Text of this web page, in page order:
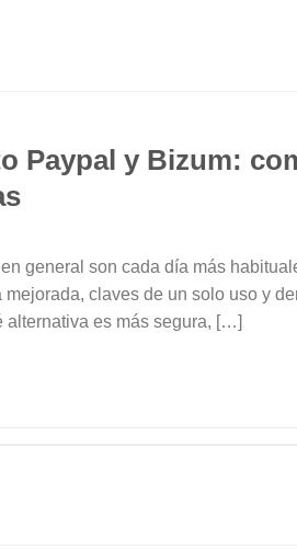
Paypal y Bizum:
general son cada día más
claves de un solo uso y
alternativa es más segura, […]